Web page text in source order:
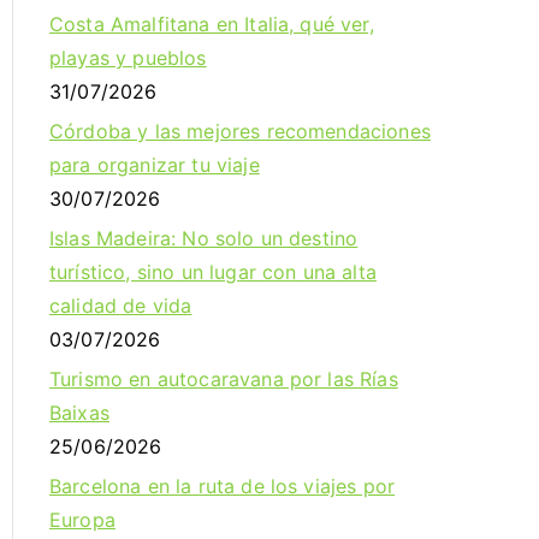
Costa Amalfitana en Italia, qué ver,
playas y pueblos
31/07/2026
Córdoba y las mejores recomendaciones
para organizar tu viaje
30/07/2026
Islas Madeira: No solo un destino
turístico, sino un lugar con una alta
calidad de vida
03/07/2026
Turismo en autocaravana por las Rías
Baixas
25/06/2026
Barcelona en la ruta de los viajes por
Europa